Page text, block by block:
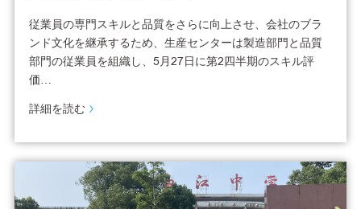
従業員の専門スキルと品質をさらに向上させ、会社のブラ
ンド文化を継承するため、生産センターは製造部門と品質
部門の従業員を組織し、5月27日に第2四半期のスキル評
価…
詳細を読む